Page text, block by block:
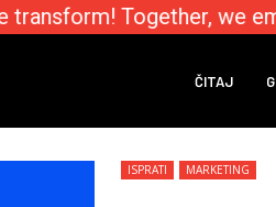
Together, we
ČITAJ
ISPRATI MARKETING